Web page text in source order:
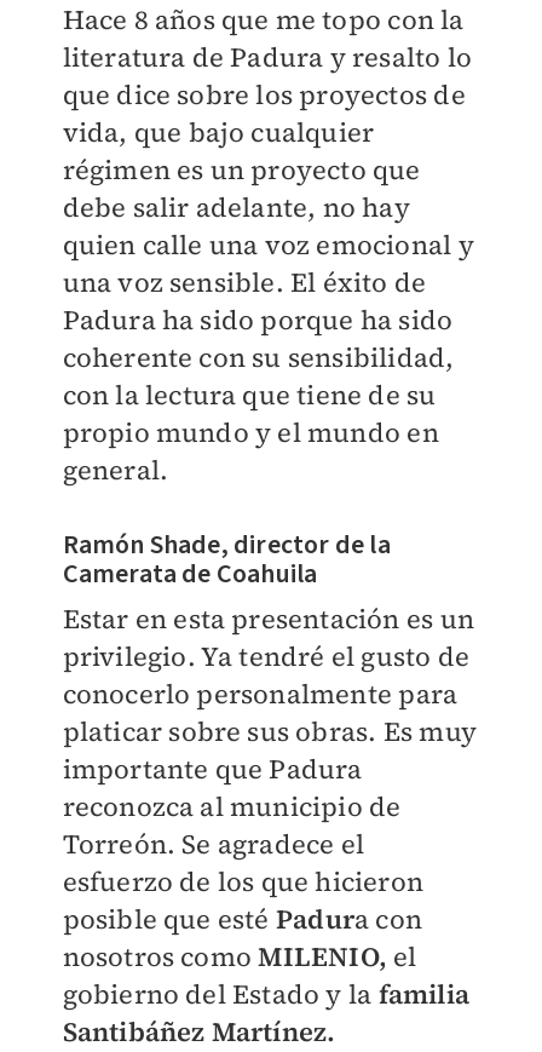
Hace 8 años que me topo con la
literatura de Padura y resalto lo
que dice sobre los proyectos de
vida, que bajo cualquier
régimen es un proyecto que
debe salir adelante, no hay
quien calle una voz emocional y
una voz sensible. El éxito de
Padura ha sido porque ha sido
coherente con su sensibilidad,
con la lectura que tiene de su
propio mundo y el mundo en
general.
Ramón Shade, director de la
Camerata de Coahuila
Estar en esta presentación es un
privilegio. Ya tendré el gusto de
conocerlo personalmente para
platicar sobre sus obras. Es muy
importante que Padura
reconozca al municipio de
Torreón. Se agradece el
esfuerzo de los que hicieron
posible que esté Padura con
nosotros comoMILENIO, el
gobierno del Estado y la familia
Santibáñez Martínez.